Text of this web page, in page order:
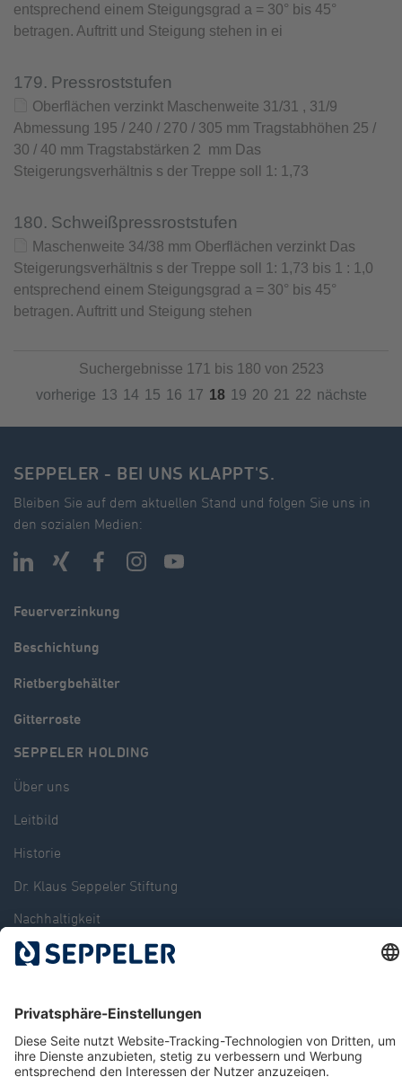
entsprechend einem Steigungsgrad a = 30° bis 45°
betragen. Auftritt und Steigung stehen in ei
179. Pressroststufen
Oberflächen verzinkt Maschenweite 31/31 , 31/9
Abmessung 195 / 240 / 270 / 305 mm Tragstabhöhen 25 /
30 / 40 mm Tragstabstärken 2 mm Das
Steigerungsverhältnis s der Treppe soll 1: 1,73
180. Schweißpressroststufen
Maschenweite 34/38 mm Oberflächen verzinkt Das
Steigerungsverhältnis s der Treppe soll 1: 1,73 bis 1 : 1,0
entsprechend einem Steigungsgrad a = 30° bis 45°
betragen. Auftritt und Steigung stehen
Suchergebnisse 171 bis 180 von 2523
vorherige 13 14 15 16 17 18 19 20 21 22 nächste
SEPPELER - BEI UNS KLAPPT'S.
Bleiben Sie auf dem aktuellen Stand und folgen Sie uns in
den sozialen Medien:
Feuerverzinkung
Beschichtung
Rietbergbehälter
Gitterroste
SEPPELER HOLDING
Über uns
Leitbild
Historie
Dr. Klaus Seppeler Stiftung
Nachhaltigkeit
Verbände und Gremien
News
Standorte